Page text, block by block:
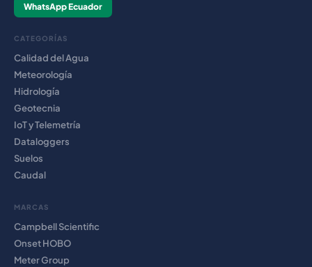
WhatsApp Ecuador
CATEGORÍAS
Calidad del Agua
Meteorología
Hidrología
Geotecnia
IoT y Telemetría
Dataloggers
Suelos
Caudal
MARCAS
Campbell Scientific
Onset HOBO
Meter Group